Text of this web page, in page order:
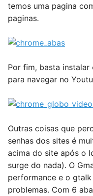
temos uma pagina
paginas.
Por fim, basta
para navegar no
Outras coisas que
senhas dos sites é
acima do site após o
surge do nada). O
performance e o
problemas. Com 6